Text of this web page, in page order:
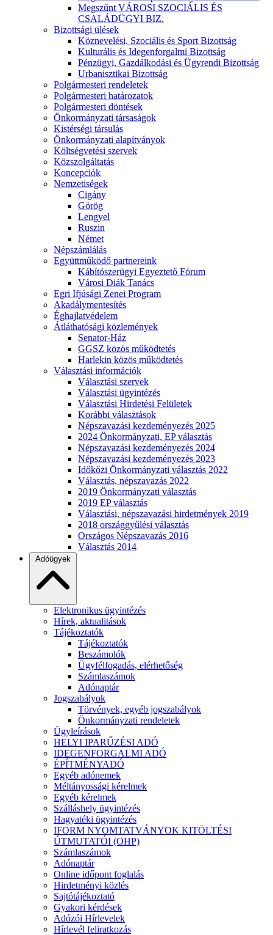
Megszűnt VÁROSI SZOCIÁLIS ÉS
CSALÁDÜGYI BIZ.
Bizottsági ülések
Köznevelési, Szociális és Sport Bizottság
Kulturális és Idegenforgalmi Bizottság
Pénzügyi, Gazdálkodási és Ügyrendi Bizottság
Urbanisztikai Bizottság
Polgármesteri rendeletek
Polgármesteri határozatok
Polgármesteri döntések
Önkormányzati társaságok
Kistérségi társulás
Önkormányzati alapítványok
Költségvetési szervek
Közszolgáltatás
Koncepciók
Nemzetiségek
Cigány
Görög
Lengyel
Ruszin
Német
Népszámlálás
Együttműködő partnereink
Kábítószerügyi Egyeztető Fórum
Városi Diák Tanács
Egri Ifjúsági Zenei Program
Akadálymentesítés
Éghajlatvédelem
Átláthatósági közlemények
Senator-Ház
GGSZ közös működtetés
Harlekin közös működtetés
Választási információk
Választási szervek
Választási ügyintézés
Választási Hirdetési Felületek
Korábbi választások
Népszavazási kezdeményezés 2025
2024 Önkormányzati, EP választás
Népszavazási kezdeményezés 2024
Népszavazási kezdeményezés 2023
Időkőzi Önkormányzati választás 2022
Választás, népszavazás 2022
2019 Önkormányzati választás
2019 EP választás
Választási, népszavazási hirdetmények 2019
2018 országgyűlési választás
Országos Népszavazás 2016
Választás 2014
Adóügyek
Elektronikus ügyintézés
Hírek, aktualitások
Tájékoztatók
Tájékoztatók
Beszámolók
Ügyfélfogadás, elérhetőség
Számlaszámok
Adónaptár
Jogszabályok
Törvények, egyéb jogszabályok
Önkormányzati rendeletek
Ügyleírások
HELYI IPARŰZÉSI ADÓ
IDEGENFORGALMI ADÓ
ÉPÍTMÉNYADÓ
Egyéb adónemek
Méltányossági kérelmek
Egyéb kérelmek
Szálláshely ügyintézés
Hagyatéki ügyintézés
IFORM NYOMTATVÁNYOK KITÖLTÉSI
ÚTMUTATÓI (OHP)
Számlaszámok
Adónaptár
Online időpont foglalás
Hirdetményi közlés
Sajtótájékoztató
Gyakori kérdések
Adózói Hírlevelek
Hírlevél feliratkozás